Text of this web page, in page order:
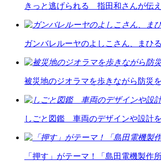
きっと逃げられる 指田和さんが伝え
ガンバレルーヤのよしこさん、まひ
被災地のジオラマを歩きながら防災
しごと図鑑 車両のデザインや設計を
「押す」がテーマ！「島田電機製